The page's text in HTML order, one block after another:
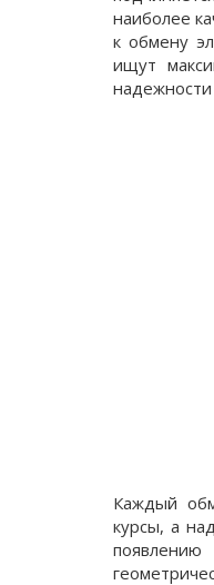
наиболее
к обмену
ищут
Каждый
курсы, а